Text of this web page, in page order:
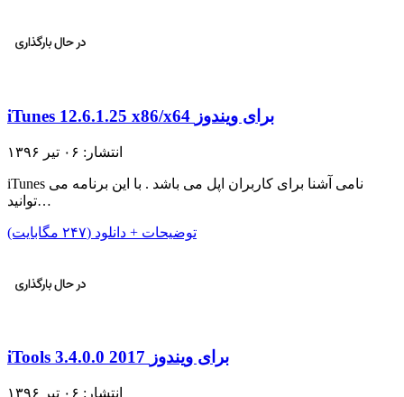
iTunes 12.6.1.25 x86/x64 برای ویندوز
انتشار: ۰۶ تیر ۱۳۹۶
iTunes نامی آشنا برای کاربران اپل می باشد . با این برنامه می
توانید…
توضیحات + دانلود (۲۴۷ مگابایت)
iTools 3.4.0.0 2017 برای ویندوز
انتشار: ۰۶ تیر ۱۳۹۶